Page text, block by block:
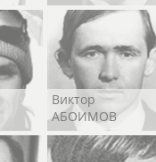
Виктор
АБОИМОВ